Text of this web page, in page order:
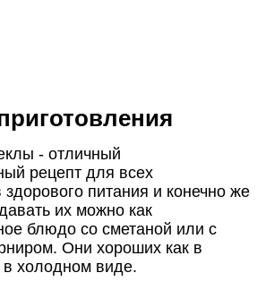
- отличный
рецепт для всех
питания и конечно же
их можно как
блюдо со сметаной или с
Они хороших как в
в холодном виде.